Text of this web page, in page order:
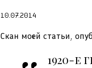
10.07.2014
Скан моей статьи,
1920-е